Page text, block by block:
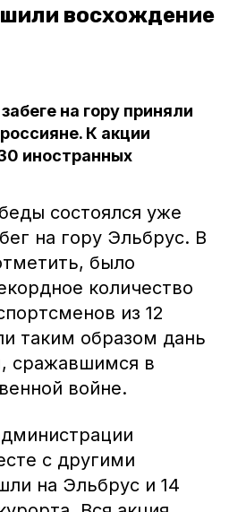
восхождение
на гору приняли
К акции
иностранных
состоялся уже
на гору Эльбрус. В
было
количество
из 12
таким образом дань
сражавшимся в
войне.
с другими
на Эльбрус и 14